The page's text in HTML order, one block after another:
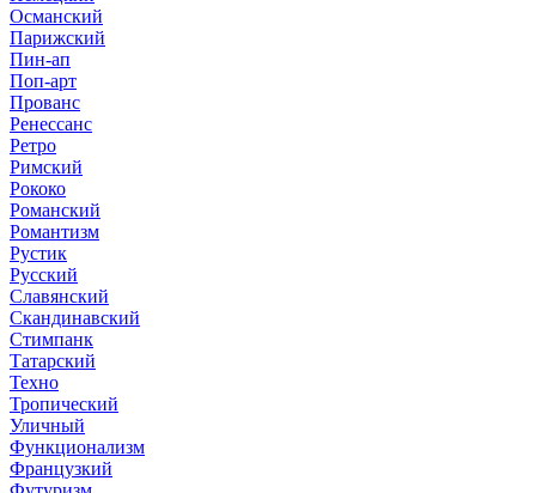
Османский
Парижский
Пин-ап
Поп-арт
Прованс
Ренессанс
Ретро
Римский
Рококо
Романский
Романтизм
Рустик
Русский
Славянский
Скандинавский
Стимпанк
Татарский
Техно
Тропический
Уличный
Функционализм
Французкий